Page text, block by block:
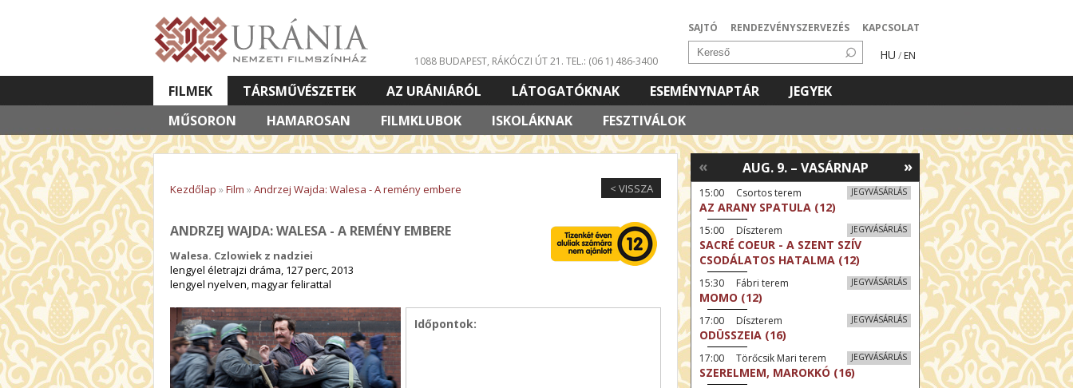
SAJTÓ RENDEZVÉNYSZERVEZÉS KAPCSOLAT
HU / EN
1088 BUDAPEST, RÁKÓCZI ÚT 21. TEL.: (06 1) 486-3400
FILMEK
MŰSORON
HAMAROSAN FILMKLUBOK ISKOLÁKNAK FESZTIVÁLOK
TÁRSMŰVÉSZETEK AZ URÁNIÁRÓL LÁTOGATÓKNAK ESEMÉNYNAPTÁR
JEGYEK
VETÍTETT KÉPES ELŐADÁSOK
< VISSZA
Kezdőlap »Film »Andrzej Wajda: Walesa - A remény embere
ANDRZEJ WAJDA: WALESA - A REMÉNY EMBERE
Walesa. Czlowiek z nadziei
lengyel életrajzi dráma, 127 perc, 2013
lengyel nyelven, magyar felirattal
Időpontok:
»
AUG. 9. – VASÁRNAP
«
JEGYVÁSÁRLÁS
15:00 Csortos terem
AZ ARANY SPATULA (12)
JEGYVÁSÁRLÁS
15:00 Díszterem
SACRÉ COEUR - A SZENT SZÍV
CSODÁLATOS HATALMA (12)
JEGYVÁSÁRLÁS
15:30 Fábri terem
MOMO (12)
JEGYVÁSÁRLÁS
17:00 Díszterem
ODÜSSZEIA (16)
JEGYVÁSÁRLÁS
17:00 Törőcsik Mari terem
SZERELMEM, MAROKKÓ (16)